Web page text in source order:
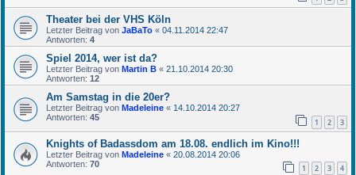
Theater bei der VHS Köln
Letzter Beitrag von JaBaTo « 04.11.2014 22:47
Antworten: 4
Spiel 2014, wer ist da?
Letzter Beitrag von Martin B « 21.10.2014 20:30
Antworten: 12
Am Samstag in die 20er?
Letzter Beitrag von Madeleine « 14.10.2014 20:27
Antworten: 45 1 2 3
Knights of Badassdom am 18.08. endlich im Kino!!!
Letzter Beitrag von Madeleine « 20.08.2014 20:06
Antworten: 70 1 2 3 4